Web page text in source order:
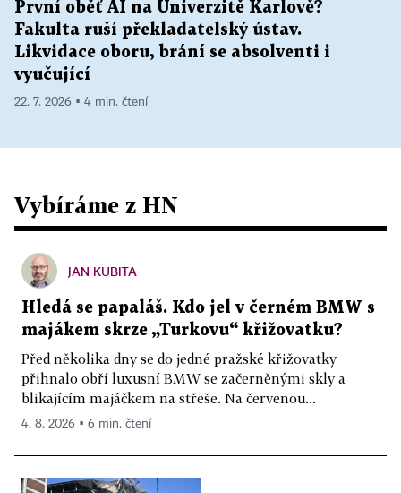
První oběť AI na Univerzitě Karlově?
Fakulta ruší překladatelský ústav.
Likvidace oboru, brání se absolventi i
vyučující
22. 7. 2026 ▪ 4 min. čtení
Vybíráme z HN
JAN KUBITA
Hledá se papaláš. Kdo jel v černém BMW s
majákem skrze „Turkovu“ křižovatku?
Před několika dny se do jedné pražské křižovatky
přihnalo obří luxusní BMW se začerněnými skly a
blikajícím majáčkem na střeše. Na červenou...
4. 8. 2026 ▪ 6 min. čtení